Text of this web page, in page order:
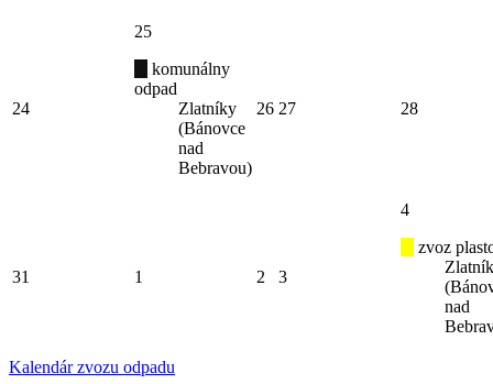
24
25
komunálny
odpad
Zlatníky
(Bánovce
nad
Bebravou)
26 27 28
31 1 2 3
4
zvoz
nad
Kalendár zvozu odpadu